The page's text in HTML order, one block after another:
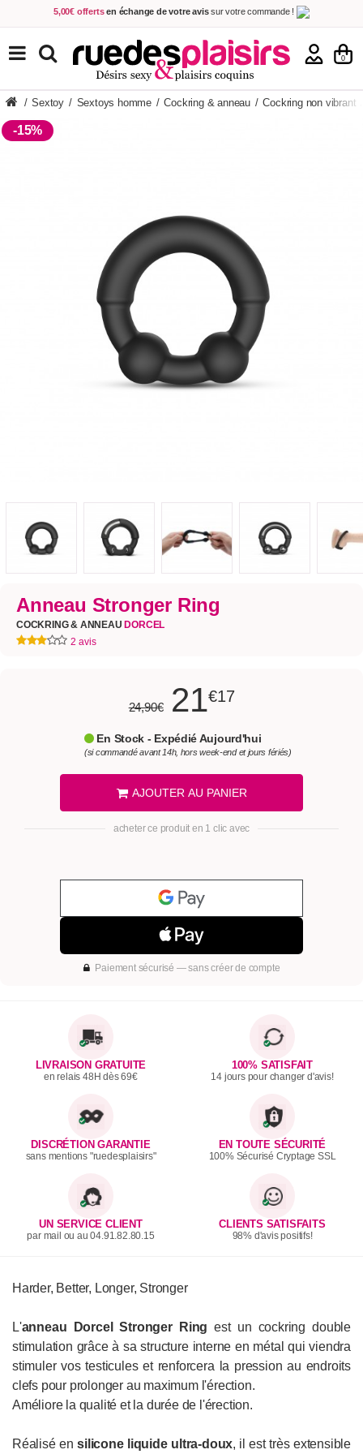
5,00€ offerts en échange de votre avissur votre commande !
Achetez aujourd'hui. Décidez quand payer !
Livraison en 48h
au prix de 2,90 € ! (Offerte dès 69,00€ d'achat)
0
TOUS NOS PRODUITS
/ Sextoy / Sextoys homme / Cockring & anneau / Cockring non vibrant
-15%
Anneau Stronger Ring
COCKRING & ANNEAU DORCEL
2 avis
24,90€ 21€17
En Stock - Expédié Aujourd'hui
(si commandé avant 14h, hors week-end et jours fériés)
AJOUTER AU PANIER
acheter ce produit en 1 clic avec
Paiement sécurisé — sans créer de compte
LIVRAISON GRATUITE
en relais 48H dès 69€
100% SATISFAIT
14 jours pour changer d'avis!
DISCRÉTION GARANTIE
sans mentions "ruedesplaisirs"
EN TOUTE SÉCURITÉ
100% Sécurisé Cryptage SSL
UN SERVICE CLIENT
par mail ou au 04.91.82.80.15
CLIENTS SATISFAITS
98% d'avis positifs!
Harder, Better, Longer, Stronger
L'anneau Dorcel Stronger Ring est un cockring double
stimulation grâce à sa structure interne en métal qui viendra
stimuler vos testicules et renforcera la pression au endroits
clefs pour prolonger au maximum l'érection.
Améliore la qualité et la durée de l'érection.
Réalisé ensilicone liquide ultra-doux, il est très extensible